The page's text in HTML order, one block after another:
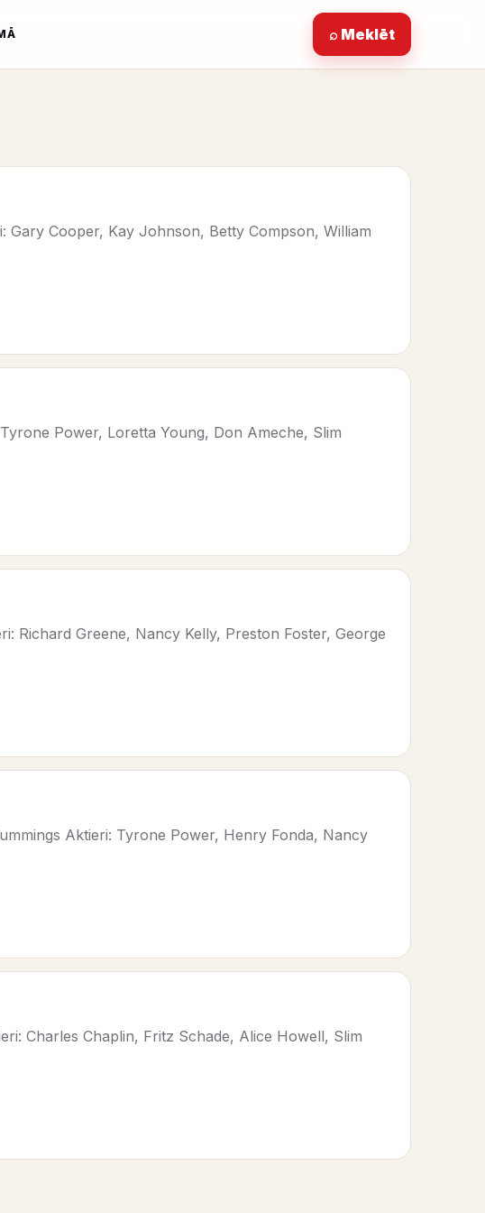
⌕ Meklēt
Gary Cooper, Kay Johnson, Betty Compson, William
Power, Loretta Young, Don Ameche, Slim
Richard Greene, Nancy Kelly, Preston Foster, George
Aktieri: Tyrone Power, Henry Fonda, Nancy
Charles Chaplin, Fritz Schade, Alice Howell, Slim